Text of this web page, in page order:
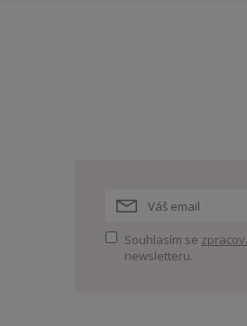
Souhlasím se
newsletteru.